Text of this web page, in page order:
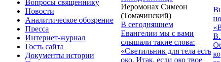
Вопросы священнику
Новости
Аналитическое обозрение
Пресса
Интернет-журнал
Гость сайта
Документы истории
Иеромонах Симеон
(Томачинский)
В сегодняшнем
Евангелии мы с вами
слышали такие слова:
«Светильник для тела есть
око. Итак, если око твое